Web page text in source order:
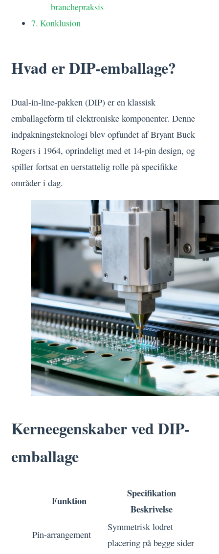
branchepraksis
Konklusion
Hvad er DIP-emballage?
Dual-in-line-pakken (DIP) er en klassisk
emballageform til elektroniske komponenter. Denne
indpakningsteknologi blev opfundet af Bryant Buck
Rogers i 1964, oprindeligt med et 14-pin design, og
spiller fortsat en uerstattelig rolle på specifikke
områder i dag.
Kerneegenskaber ved DIP-
emballage
Funktion
Specifikation
Beskrivelse
Pin-arrangement
Symmetrisk lodret
placering på begge sider